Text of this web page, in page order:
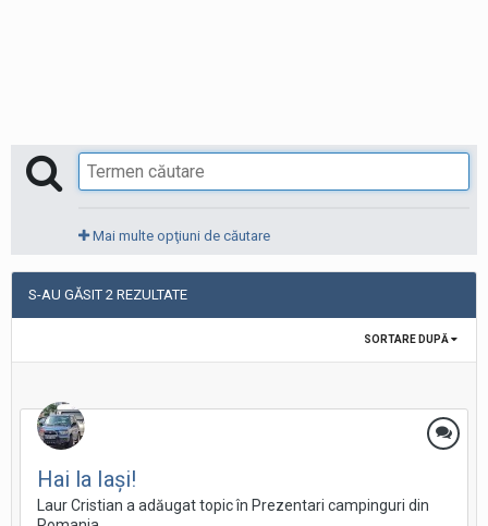
Mai multe opţiuni de căutare
S-AU GĂSIT 2 REZULTATE
SORTARE DUPĂ
Hai la Iași!
Laur Cristian a adăugat topic în Prezentari campinguri din